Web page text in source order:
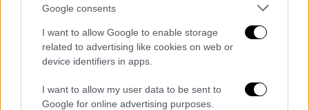
Google consents
I want to allow Google to enable storage
related to advertising like cookies on web or
device identifiers in apps.
I want to allow my user data to be sent to
Google for online advertising purposes.
μπορεί να έχουμε και νέα αύξηση. Αυτό το
κόστος θα το επωμιστούν οι ευρωπαίοι
καταναλωτές. ΗBank of America εκτιμά ότι
η τιμή μπορεί να φτάσει τα 70 ευρώ
θερμική μεγαβατώρα, μέσα στο 2025. Άρα
μπορεί να μιλάμε για 140 δισεκατομμύρια